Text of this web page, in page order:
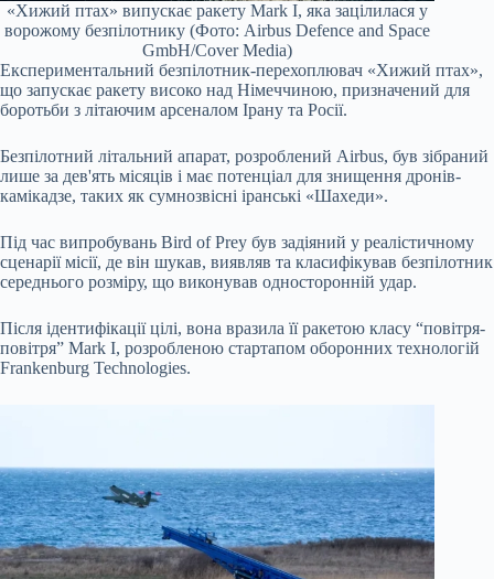
«Хижий птах» випускає ракету Mark I, яка зацілилася у
ворожому безпілотнику (Фото: Airbus Defence and Space
GmbH/Cover Media)
Експериментальний безпілотник-перехоплювач «Хижий птах»,
що запускає ракету високо над Німеччиною, призначений для
боротьби з літаючим арсеналом Ірану та Росії.
Безпілотний літальний апарат, розроблений Airbus, був зібраний
лише за дев'ять місяців і має потенціал для знищення дронів-
камікадзе, таких як сумнозвісні іранські «Шахеди».
Під час випробувань Bird of Prey був задіяний у реалістичному
сценарії місії, де він шукав, виявляв та класифікував безпілотник
середнього розміру, що виконував односторонній удар.
Після ідентифікації цілі, вона вразила її ракетою класу “повітря-
повітря” Mark I, розробленою стартапом оборонних технологій
Frankenburg Technologies.